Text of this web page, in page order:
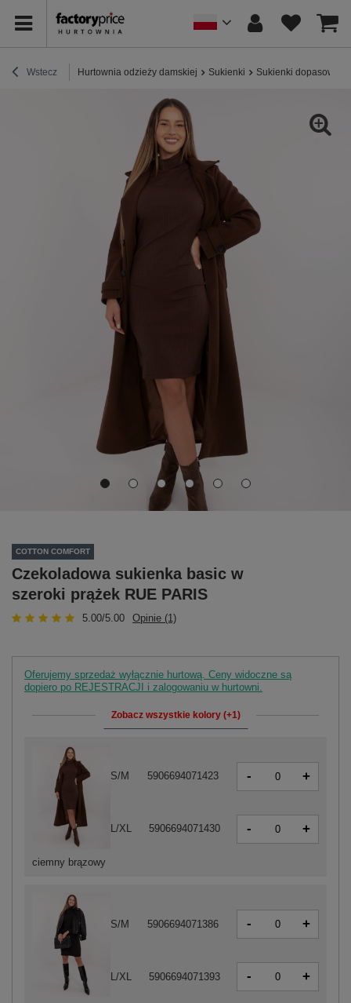
Wstecz Hurtownia odzieży damskiej Sukienki Sukienki dopasowane
COTTON COMFORT
Czekoladowa sukienka basic w
szeroki prążek RUE PARIS
5.00/5.00 Opinie (1)
Oferujemy sprzedaż wyłącznie hurtową. Ceny widoczne są
dopiero po REJESTRACJI i zalogowaniu w hurtowni.
Zobacz wszystkie kolory (+1)
S/M 5906694071386 - +
L/XL 5906694071393 - +
ciemny brązowy
S/M 5906694071423 - +
L/XL 5906694071430 - +